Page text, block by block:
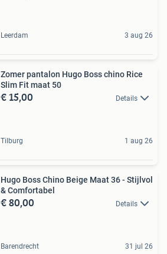
Leerdam 3 aug 26
Zomer pantalon Hugo Boss chino Rice
Slim Fit maat 50
€ 15,00 Details
Tilburg 1 aug 26
Hugo Boss Chino Beige Maat 36 - Stijlvol
& Comfortabel
€ 80,00 Details
Barendrecht 31 jul 26